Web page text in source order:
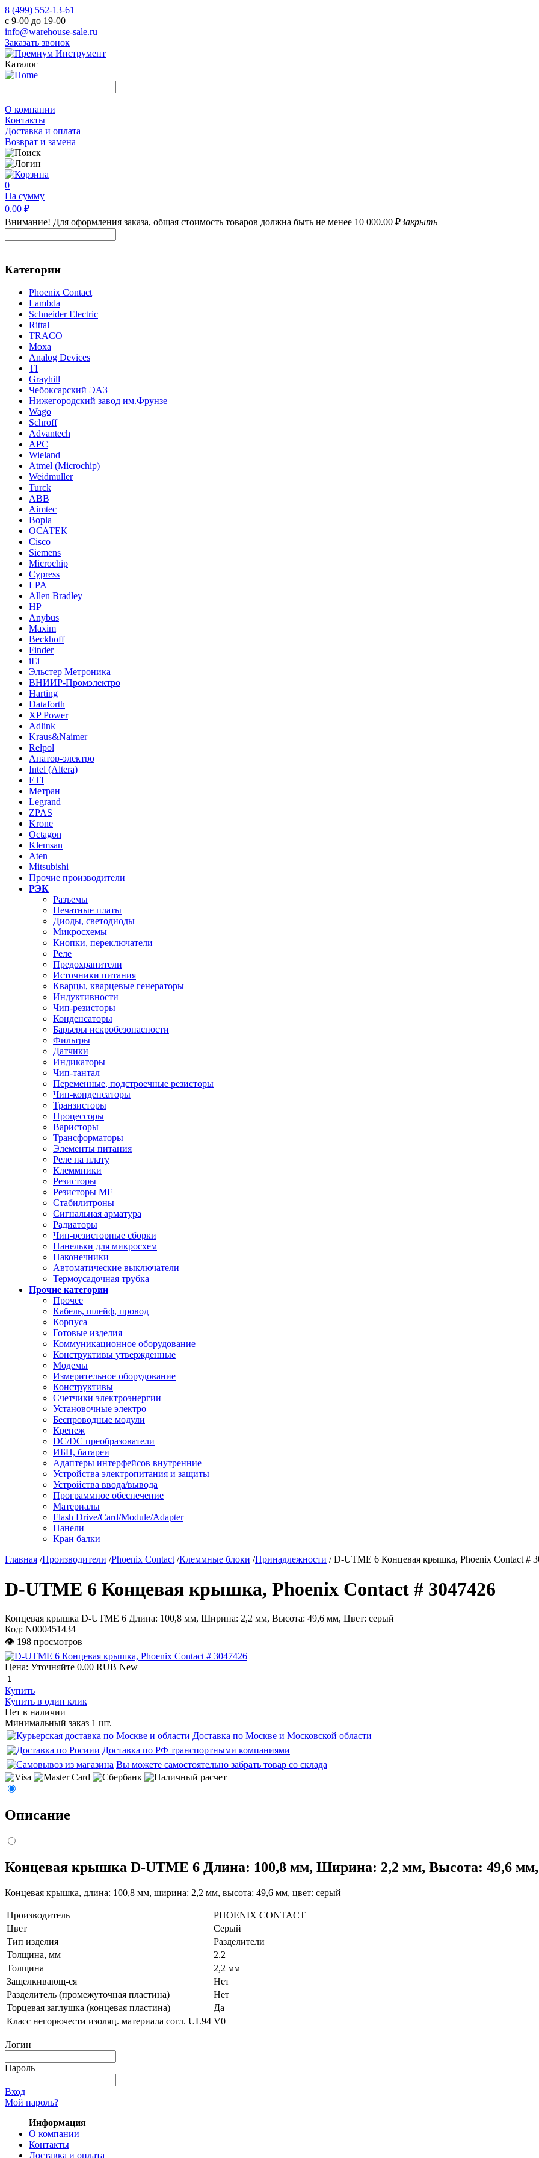
8 (499) 552-13-61
с 9-00 до 19-00
info@warehouse-sale.ru
Заказать звонок
Каталог
О компании
Контакты
Доставка и оплата
Возврат и замена
0
На сумму
0.00 ₽
Внимание! Для оформления заказа, общая стоимость товаров должна быть не менее 10 000.00 ₽Закрыть
Категории
Phoenix Contact
Lambda
Schneider Electric
Rittal
TRACO
Moxa
Analog Devices
TI
Grayhill
Чебоксарский ЭАЗ
Нижегородский завод им.Фрунзе
Wago
Schroff
Advantech
APC
Wieland
Atmel (Microchip)
Weidmuller
Turck
ABB
Aimtec
Bopla
ОСАТЕК
Cisco
Siemens
Microchip
Cypress
LPA
Allen Bradley
HP
Anybus
Maxim
Beckhoff
Finder
iEi
Эльстер Метроника
ВНИИР-Промэлектро
Harting
Dataforth
XP Power
Adlink
Kraus&Naimer
Relpol
Апатор-электро
Intel (Altera)
ETI
Метран
Legrand
ZPAS
Krone
Octagon
Klemsan
Aten
Mitsubishi
Прочие производители
РЭК
Разъемы
Печатные платы
Диоды, светодиоды
Микросхемы
Кнопки, переключатели
Реле
Предохранители
Источники питания
Кварцы, кварцевые генераторы
Индуктивности
Чип-резисторы
Конденсаторы
Барьеры искробезопасности
Фильтры
Датчики
Индикаторы
Чип-тантал
Переменные, подстроечные резисторы
Чип-конденсаторы
Транзисторы
Процессоры
Варисторы
Трансформаторы
Элементы питания
Реле на плату
Клеммники
Резисторы
Резисторы MF
Стабилитроны
Сигнальная арматура
Радиаторы
Чип-резисторные сборки
Панельки для микросхем
Наконечники
Автоматические выключатели
Термоусадочная трубка
Прочие категории
Прочее
Кабель, шлейф, провод
Корпуса
Готовые изделия
Коммуникационное оборудование
Конструктивы утвержденные
Модемы
Измерительное оборудование
Конструктивы
Счетчики электроэнергии
Установочные электро
Беспроводные модули
Крепеж
DC/DC преобразователи
ИБП, батареи
Адаптеры интерфейсов внутренние
Устройства электропитания и защиты
Устройства ввода/вывода
Программное обеспечение
Материалы
Flash Drive/Card/Module/Adapter
Панели
Кран балки
Главная /Производители /Phoenix Contact/Клеммные блоки /Принадлежности / D-UTME 6 Концевая крышка, Phoenix Contact #
D-UTME 6 Концевая крышка, Phoenix Contact # 3047426
Концевая крышка D-UTME 6 Длина: 100,8 мм, Ширина: 2,2 мм, Высота: 49,6 мм, Цвет: cерый
Код: N000451434
👁 198 просмотров
Цена: Уточняйте 0.00 RUB New
Купить
Купить в один клик
Нет в наличии
Минимальный заказ 1 шт.
Доставка по Москве и Московской области
Доставка по РФ транспортными компаниями
Вы можете самостоятельно забрать товар со склада
Описание
Концевая крышка D-UTME 6 Длина: 100,8 мм, Ширина: 2,2 мм, Высота: 49,6 мм,
Концевая крышка, длина: 100,8 мм, ширина: 2,2 мм, высота: 49,6 мм, цвет: cерый
Производитель
PHOENIX CONTACT
Цвет
Серый
Тип изделия
Разделители
Толщина, мм
2.2
Толщина
2,2 мм
Защелкивающ-ся
Нет
Разделитель (промежуточная пластина)
Нет
Торцевая заглушка (концевая пластина)
Да
Класс негорючести изоляц. материала согл. UL94 V0
Логин
Пароль
Вход
Мой пароль?
Информация
О компании
Контакты
Доставка и оплата